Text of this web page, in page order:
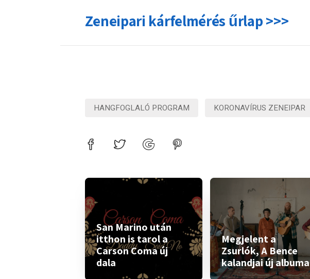
Zeneipari kárfelmérés űrlap >>>
HANGFOGLALÓ PROGRAM KORONAVÍRUS ZENEIPAR
San Marino után
itthon is tarol a
Carson Coma új
dala
Megjelent a
Zsurlók, A Bence
kalandjai új albuma